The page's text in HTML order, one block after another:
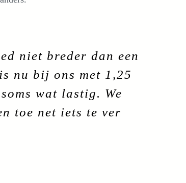
niet breder dan een
nu bij ons met 1,25
wat lastig. We
toe net iets te ver